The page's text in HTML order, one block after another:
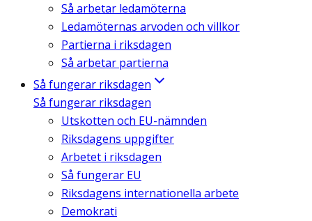
Så arbetar ledamöterna
Ledamöternas arvoden och villkor
Partierna i riksdagen
Så arbetar partierna
Så fungerar riksdagen
Så fungerar riksdagen
Utskotten och EU-nämnden
Riksdagens uppgifter
Arbetet i riksdagen
Så fungerar EU
Riksdagens internationella arbete
Demokrati